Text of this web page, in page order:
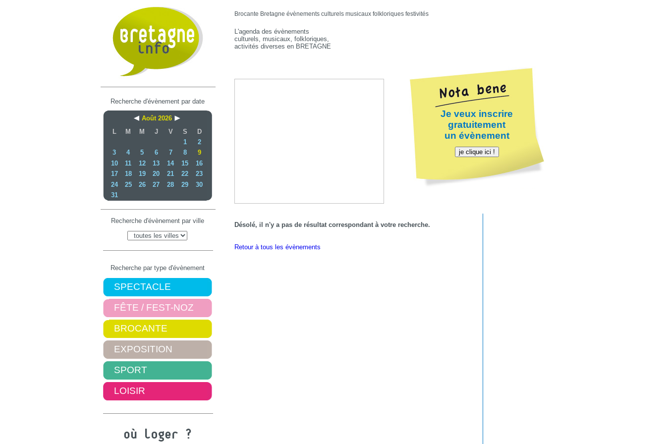
Brocante Bretagne évènements culturels musicaux folkloriques festivités
L'agenda des évènements
culturels, musicaux, folkloriques,
activités diverses en BRETAGNE
Je veux inscrire
gratuitement
un évènement
Recherche d'évènement par date
Août 2026
L
M M J V S
D
1
2
3
4 5 6 7 8
9
10
11 12 13 14 15
16
17
18 19 20 21 22
23
24
25 26 27 28 29
30
31
Recherche d'évènement par ville
Recherche par type d'évènement
SPECTACLE
FÊTE / FEST-NOZ
BROCANTE
EXPOSITION
SPORT
LOISIR
Désolé, il n'y a pas de résultat correspondant à votre recherche.
Retour à tous les évènements